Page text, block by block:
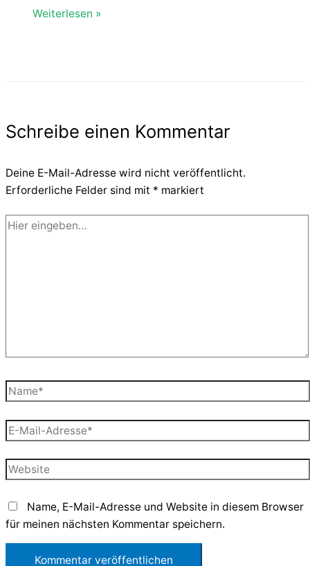
Weiterlesen »
Schreibe einen Kommentar
Deine E-Mail-Adresse wird nicht veröffentlicht.
Erforderliche Felder sind mit * markiert
Hier
Name*
E-
Mail-
Adresse*
Website
Name, E-Mail-Adresse und Website in diesem Browser
für meinen nächsten Kommentar speichern.